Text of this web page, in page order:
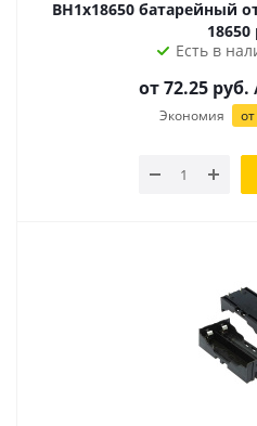
BH1x18650 батарейный отсек для аккумулятора
Есть в
от72.25руб.
Экономия от